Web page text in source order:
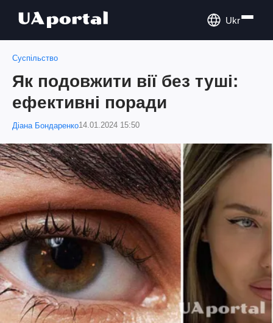
Ukr
Суспільство
Як подовжити вії без туші:
ефективні поради
Діана Бондаренко14.01.2024 15:50